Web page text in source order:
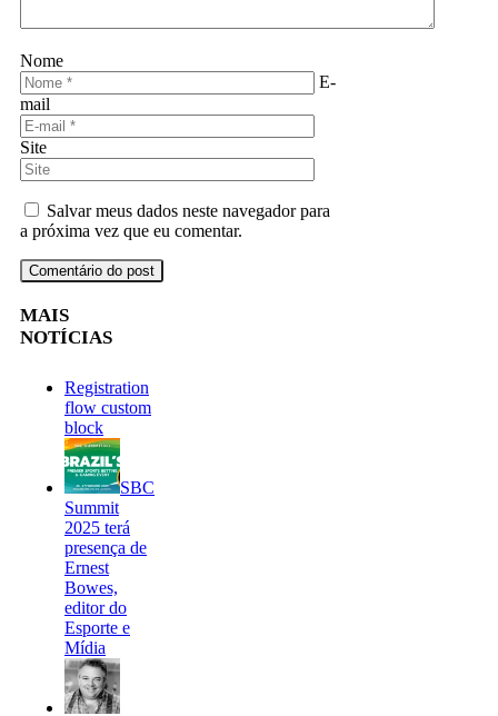
Nome
E-
mail
Site
Salvar meus dados neste navegador para
a próxima vez que eu comentar.
MAIS
NOTÍCIAS
Registration
flow custom
block
SBC
Summit
2025 terá
presença de
Ernest
Bowes,
editor do
Esporte e
Mídia